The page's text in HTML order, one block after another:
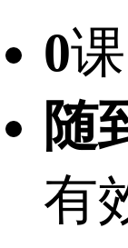
0
随
有